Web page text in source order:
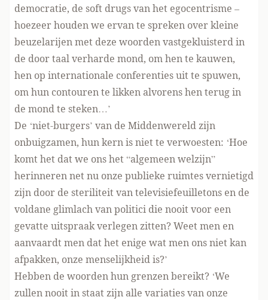
democratie, de soft drugs van het egocentrisme –
hoezeer houden we ervan te spreken over kleine
beuzelarijen met deze woorden vastgekluisterd in
de door taal verharde mond, om hen te kauwen,
hen op internationale conferenties uit te spuwen,
om hun contouren te likken alvorens hen terug in
de mond te steken…’
De ‘niet-burgers’ van de Middenwereld zijn
onbuigzamen, hun kern is niet te verwoesten: ‘Hoe
komt het dat we ons het “algemeen welzijn”
herinneren net nu onze publieke ruimtes vernietigd
zijn door de steriliteit van televisiefeuilletons en de
voldane glimlach van politici die nooit voor een
gevatte uitspraak verlegen zitten? Weet men en
aanvaardt men dat het enige wat men ons niet kan
afpakken, onze menselijkheid is?’
Hebben de woorden hun grenzen bereikt? ‘We
zullen nooit in staat zijn alle variaties van onze